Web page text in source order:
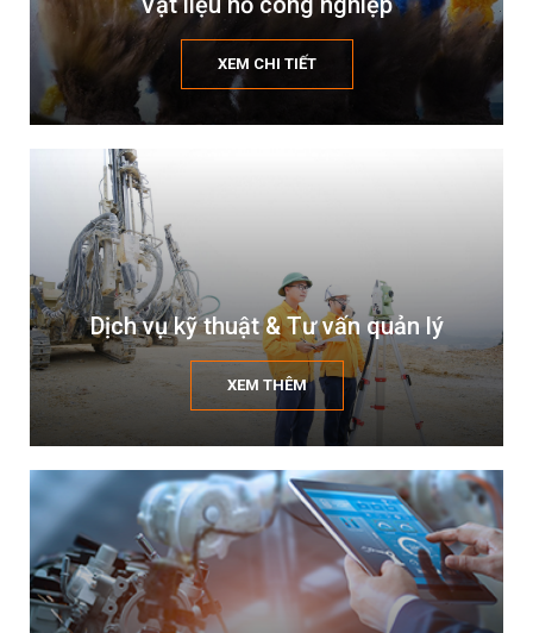
XEM CHI TIẾT
Dịch vụ kỹ thuật & Tư vấn quản lý
XEM THÊM